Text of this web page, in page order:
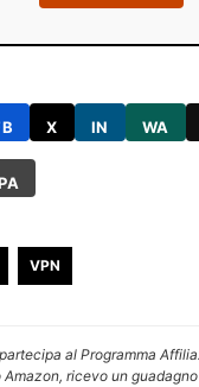
X IN WA
VPN
al Programma
ricevo un